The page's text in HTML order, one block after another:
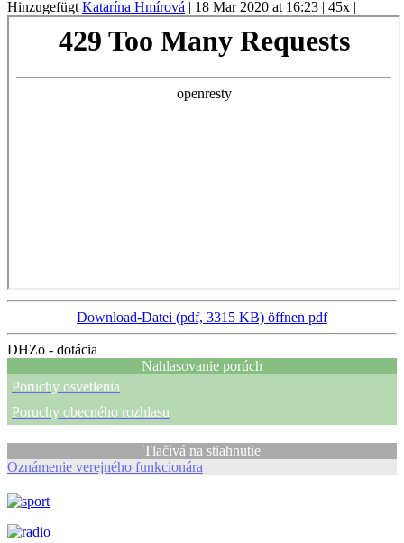
Hinzugefügt Katarína Hmírová | 18 Mar 2020 at 16:23 | 45x |
Download-Datei (pdf, 3315 KB) öffnen pdf
DHZo - dotácia
Nahlasovanie porúch
Poruchy osvetlenia
Poruchy obecného rozhlasu
Tlačivá na stiahnutie
Oznámenie verejného funkcionára